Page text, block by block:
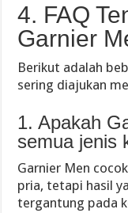
4. FAQ
Garnier
Berikut adalah
sering diajukan
1. Apakah
semua jenis
Garnier Men
pria, tetapi hasil
tergantung pada